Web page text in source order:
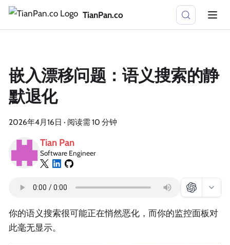
TianPan.co
嵌入漂移问题：语义搜索的静
默退化
2026年4月16日 · 阅读需 10 分钟
Tian Pan
Software Engineer
你的语义搜索很可能正在悄然恶化，而你的监控面板对
此毫无显示。